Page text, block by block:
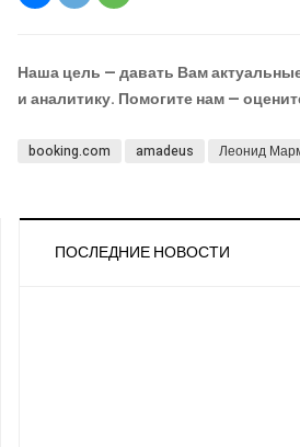
Наша цель — давать Вам
и аналитику. Помогите нам —
booking.com amadeus Леонид
ПОСЛЕДНИЕ НОВОСТИ